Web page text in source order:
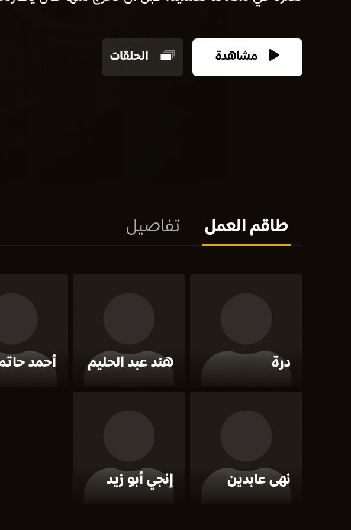
مشاهدة الحلقات
طاقم العمل تفاصيل
درة هند عبد الحليم أحمد
نهى عابدين إنجي أبو زيد